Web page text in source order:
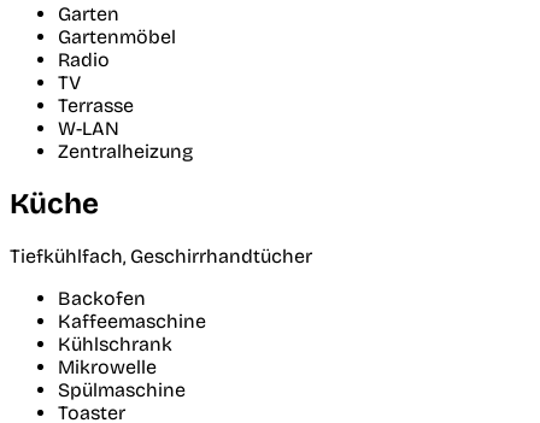
Garten
Gartenmöbel
Radio
TV
Terrasse
W-LAN
Zentralheizung
Küche
Tiefkühlfach, Geschirrhandtücher
Backofen
Kaffeemaschine
Kühlschrank
Mikrowelle
Spülmaschine
Toaster